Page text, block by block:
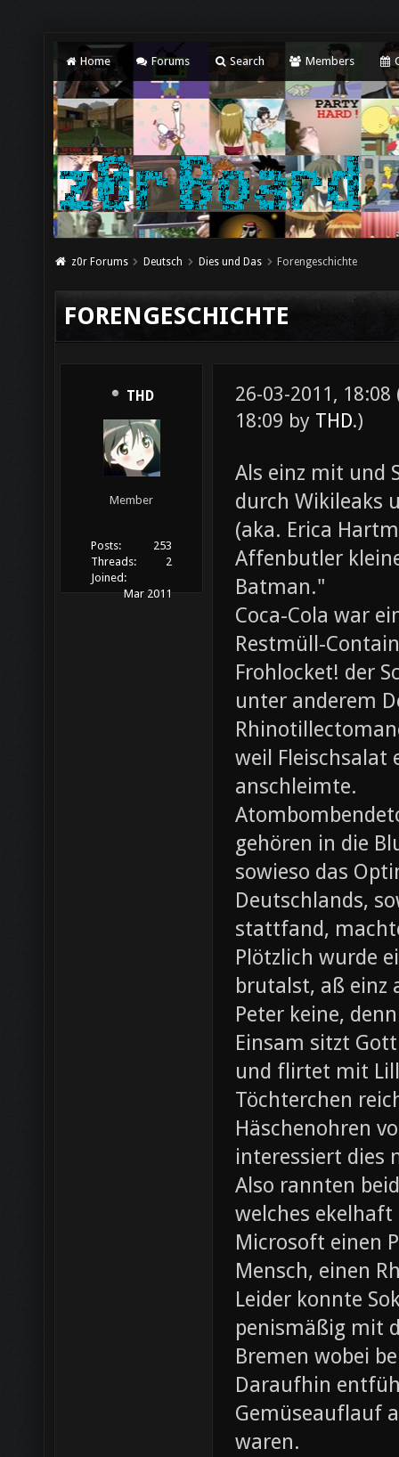
Home Forums Search Members
z0r Forums Deutsch Dies und Das Forengeschichte
FORENGESCHICHTE
THD
Member
Posts:
253
Threads:
2
Joined:
Mar 2011
26-03-2011, 18:08
18:09 by THD.)
Als einz mit und
durch Wikileaks
(aka. Erica
Affenbutler
Batman."
Coca-Cola war
Restmüll-
Frohlocket! der
unter anderem
weil Fleischsalat
anschleimte.
gehören in die
sowieso das
Deutschlands,
stattfand,
Plötzlich wurde
brutalst, aß einz
Peter keine,
Einsam sitzt
und flirtet mit
Töchterchen
Häschenohren
interessiert dies
Also rannten
welches
Microsoft einen
Mensch, einen
Leider konnte
penismäßig mit
Bremen wobei
Daraufhin
Gemüseauflauf
waren.